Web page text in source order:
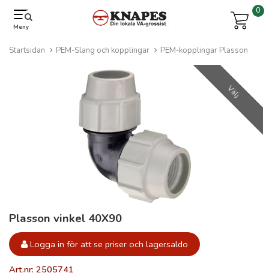
Meny
0
Startsidan PEM-Slang och kopplingar PEM-kopplingar Plasson
Välj
Plasson vinkel 40X90
Logga in för att se priser och lagersaldo
Art.nr: 2505741